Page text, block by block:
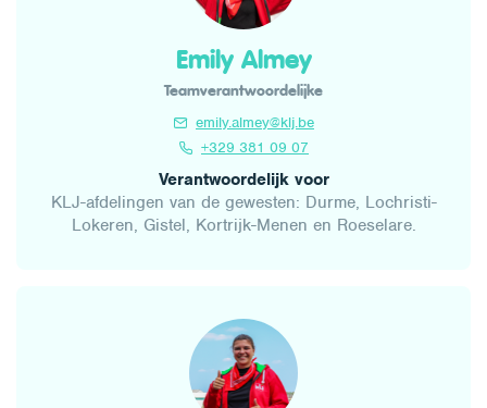
Emily Almey
Teamverantwoordelijke
emily.almey@klj.be
+329 381 09 07
Verantwoordelijk voor
KLJ-afdelingen van de gewesten: Durme, Lochristi-
Lokeren, Gistel, Kortrijk-Menen en Roeselare.